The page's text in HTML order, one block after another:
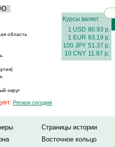
область
округ
Курсы валют
1 USD 80.93 р.
1 EUR 93.19 р.
100 JPY 51.37 р.
10 CNY 11.97 р.
Регион сегодня
Страницы истории
Восточное кольцо